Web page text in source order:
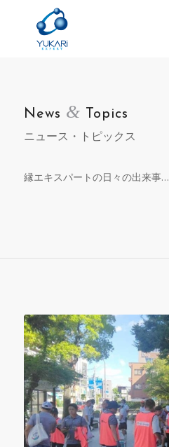
News & Topics
ニュース・トピックス
縁エキスパートの日々の出来事…